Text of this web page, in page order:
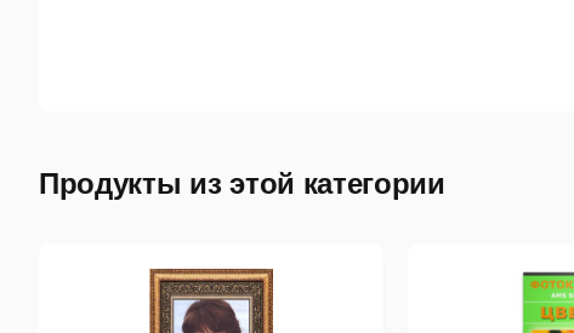
Продукты из этой категории